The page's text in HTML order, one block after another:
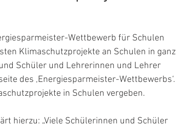
Wettbewerb für Schulen
Klimaschutzprojekte an Schulen in ganz
Schüler und Lehrerinnen und Lehrer
des ‚Energiesparmeister-Wettbewerbs‘.
in Schulen vergeben.
hierzu: „Viele Schülerinnen und Schüler